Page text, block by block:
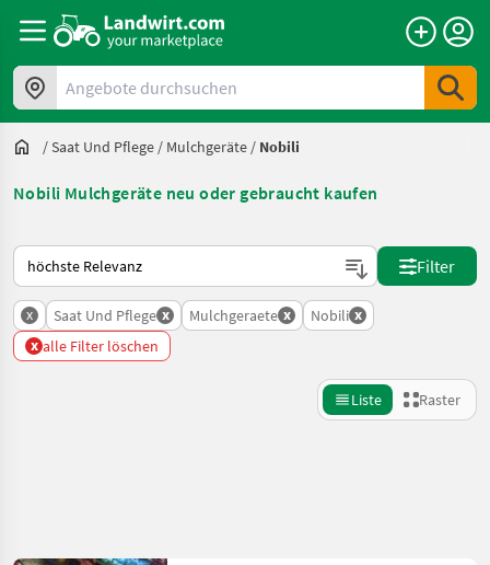
Angebote durchsuchen
/Saat Und Pflege / Mulchgeräte / Nobili
Nobili Mulchgeräte neu oder gebraucht kaufen
So wird auf Landwirt.com sortiert
Filter
x Saat Und Pflege x Mulchgeraete x Nobili x
x alle Filter löschen
Liste Raster